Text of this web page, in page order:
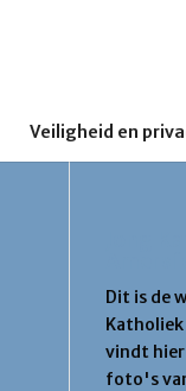
Veiligheid en
Dit is de
vindt
foto's